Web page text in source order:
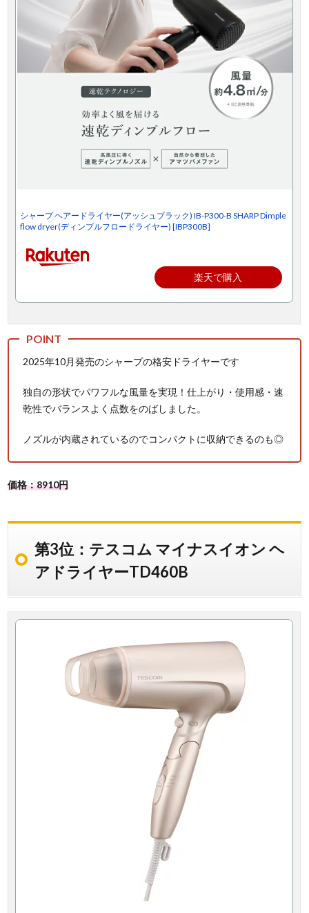
シャープ ヘアードライヤー(アッシュブラック) IB-P300-B SHARP Dimple
flow dryer(ディンプルフロードライヤー) [IBP300B]
楽天で購入
2025年10月発売のシャープの格安ドライヤーです
独自の形状でパワフルな風量を実現！仕上がり・使用感・速
乾性でバランスよく点数をのばしました。
ノズルが内蔵されているのでコンパクトに収納できるのも◎
価格：8910円
第3位：テスコム マイナスイオン ヘ
アドライヤーTD460B